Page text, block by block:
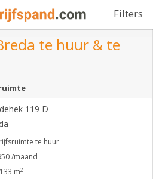
Filters
te huur & te
119 D
te huur
/maand
m2